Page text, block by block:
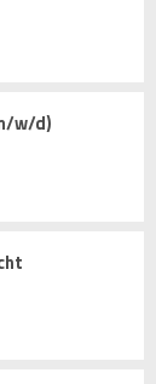
w/d)